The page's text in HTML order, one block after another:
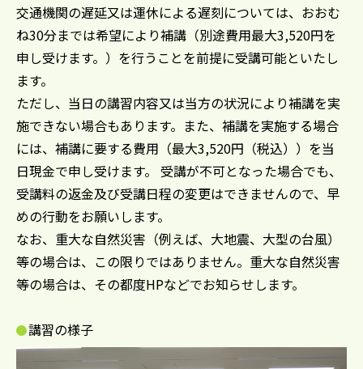
交通機関の遅延又は運休による遅刻については、おおむ
ね30分までは希望により補講（別途費用最大3,520円を
申し受けます。）を行うことを前提に受講可能といたし
ます。
ただし、当日の講習内容又は当方の状況により補講を実
施できない場合もあります。また、補講を実施する場合
には、補講に要する費用（最大3,520円（税込））を当
日現金で申し受けます。 受講が不可となった場合でも、
受講料の返金及び受講日程の変更はできませんので、早
めの行動をお願いします。
なお、重大な自然災害（例えば、大地震、大型の台風）
等の場合は、この限りではありません。重大な自然災害
等の場合は、その都度HPなどでお知らせします。
講習の様子